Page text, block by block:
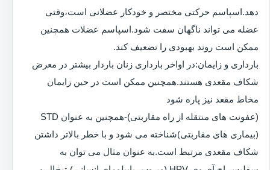
دهد.اسپاسم حرکتی مختصر و خودکار عضلانی است،وقتی
عضله می تواند ناگهان سفت شود.اسپاسم عضلات همچنین
ممکن است روند بهبودی را تضعیف کند.
بارداری و زایمان:در اواخر بارداری زنان باردار بیشتر در معرض
شکاف مقعدی هستند.همچنین ممکن است در حین زایمان
مخاط مقعد نیز پاره شود
(عفونت های منتقله از راه مقاربتی)-همچنین به عنوان STD
(بیماری های مقاربتی)شناخته می شود و با خطر بالاتر داشتن
شکاف مقعدی مرتبط است.به عنوان مثال می توان به